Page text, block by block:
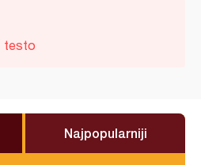
testo
Najpopularniji